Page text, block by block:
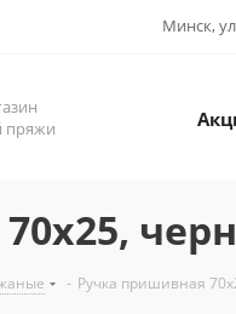
Минск,
пряжи
- Ручка пришивная